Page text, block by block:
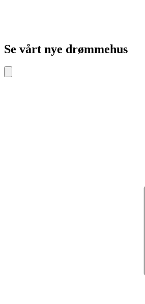
Se vårt nye drømmehus